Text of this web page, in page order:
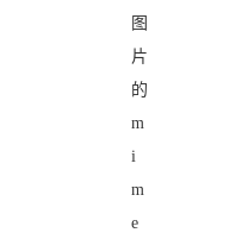
图
片
的
m
i
m
e